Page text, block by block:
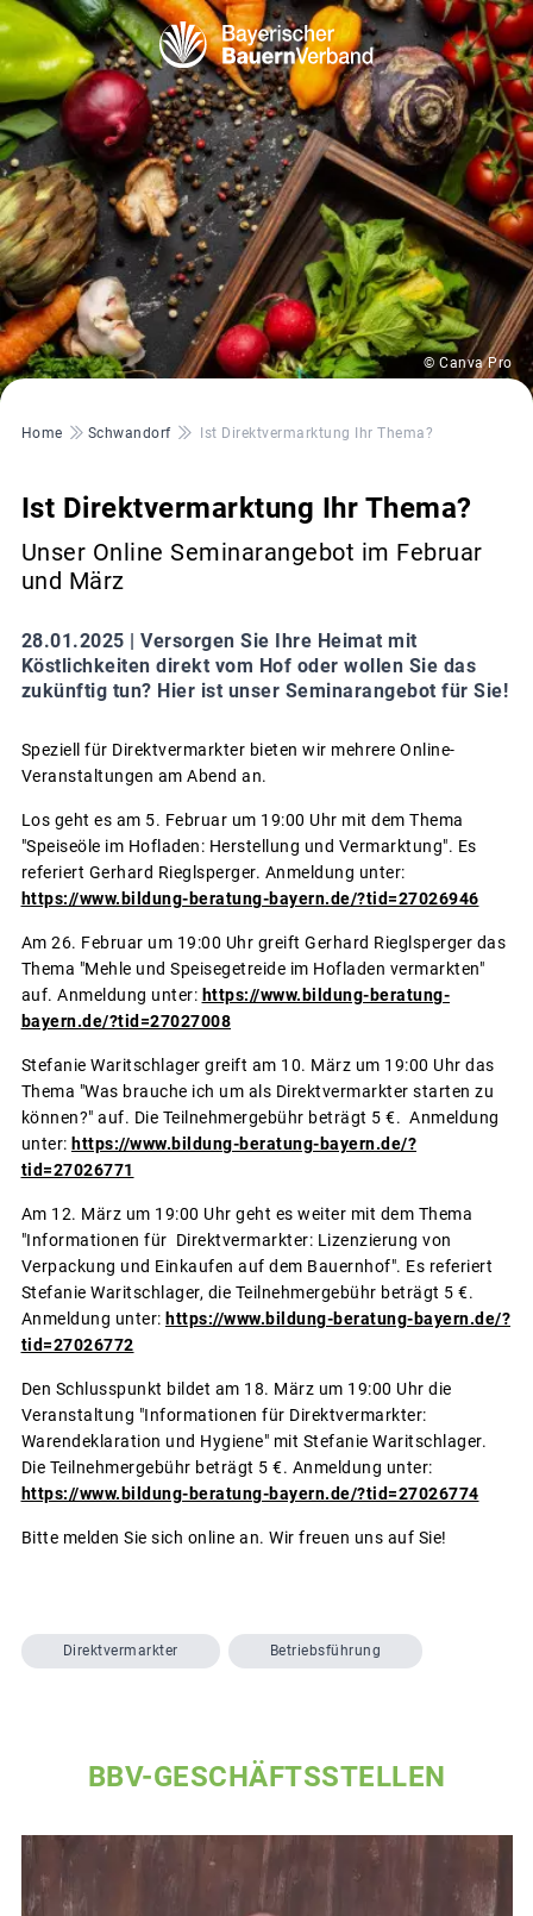
© Canva Pro
Pfadnavigation
Home Schwandorf Ist Direktvermarktung Ihr Thema?
Ist Direktvermarktung Ihr Thema?
Unser Online Seminarangebot im Februar
und März
28.01.2025 | Versorgen Sie Ihre Heimat mit
Köstlichkeiten direkt vom Hof oder wollen Sie das
zukünftig tun? Hier ist unser Seminarangebot für Sie!
Speziell für Direktvermarkter bieten wir mehrere Online-
Veranstaltungen am Abend an.
Los geht es am 5. Februar um 19:00 Uhr mit dem Thema
"Speiseöle im Hofladen: Herstellung und Vermarktung". Es
referiert Gerhard Rieglsperger. Anmeldung unter:
https://www.bildung-beratung-bayern.de/?tid=27026946
Am 26. Februar um 19:00 Uhr greift Gerhard Rieglsperger das
Thema "Mehle und Speisegetreide im Hofladen vermarkten"
auf. Anmeldung unter: https://www.bildung-beratung-
bayern.de/?tid=27027008
Stefanie Waritschlager greift am 10. März um 19:00 Uhr das
Thema "Was brauche ich um als Direktvermarkter starten zu
können?" auf. Die Teilnehmergebühr beträgt 5 €. Anmeldung
unter: https://www.bildung-beratung-bayern.de/?
tid=27026771
Am 12. März um 19:00 Uhr geht es weiter mit dem Thema
"Informationen für Direktvermarkter: Lizenzierung von
Verpackung und Einkaufen auf dem Bauernhof". Es referiert
Stefanie Waritschlager, die Teilnehmergebühr beträgt 5 €.
Anmeldung unter: https://www.bildung-beratung-bayern.de/?
tid=27026772
Den Schlusspunkt bildet am 18. März um 19:00 Uhr die
Veranstaltung "Informationen für Direktvermarkter:
Warendeklaration und Hygiene" mit Stefanie Waritschlager.
Die Teilnehmergebühr beträgt 5 €. Anmeldung unter:
https://www.bildung-beratung-bayern.de/?tid=27026774
Bitte melden Sie sich online an. Wir freuen uns auf Sie!
Direktvermarkter Betriebsführung
BBV-GESCHÄFTSSTELLEN